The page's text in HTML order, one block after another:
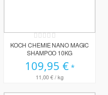
Rating:
0%
KOCH CHEMIE NANO MAGIC
SHAMPOO 10KG
109,95 €
11,00 €/ kg